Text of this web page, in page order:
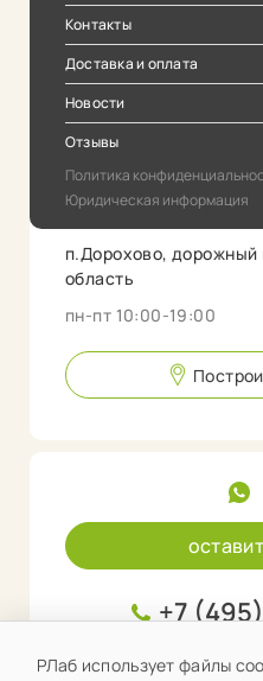
Контакты
Доставка и оплата
Новости
Отзывы
Политика
Юридическая информация
п.Дорохово, дорожный
область
пн-пт 10:00-19:00
+7
РЛаб использует файлы